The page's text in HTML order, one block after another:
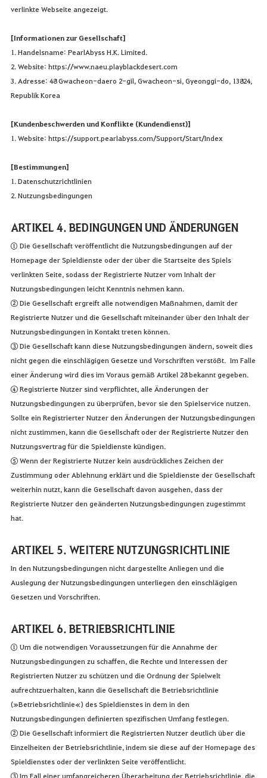
verlinkte Webseite angezeigt.
[Informationen zur Gesellschaft]
1. Handelsname: PearlAbyss H.K. Limited.
2. Website: https://www.naeu.playblackdesert.com
3. Adresse: 48 Gwacheon-daero 2-gil, Gwacheon-si, Gyeonggi-do, 13824,
Republik Korea
[Kundenbeschwerden und Konflikte (Kundendienst)]
1. Website: https://support.pearlabyss.com/Support/Start/Index
[Bestimmungen]
1. Datenschutzrichtlinien
2. Nutzungsbedingungen
ARTIKEL 4. BEDINGUNGEN UND ÄNDERUNGEN
① Die Gesellschaft veröffentlicht die Nutzungsbedingungen auf der
Homepage der Spieldienste oder der über die Startseite des Spiels
verlinkten Seite, sodass der Registrierte Nutzer vom Inhalt der
Nutzungsbedingungen leicht Kenntnis nehmen kann.
② Die Gesellschaft ergreift alle notwendigen Maßnahmen, damit der
Registrierte Nutzer und die Gesellschaft miteinander über den Inhalt der
Nutzungsbedingungen in Kontakt treten können.
③ Die Gesellschaft kann diese Nutzungsbedingungen ändern, soweit dies
nicht gegen die einschlägigen Gesetze und Vorschriften verstößt. Im Falle
einer Änderung wird dies im Voraus gemäß Artikel 28 bekannt gegeben.
④ Registrierte Nutzer sind verpflichtet, alle Änderungen der
Nutzungsbedingungen zu überprüfen, bevor sie den Spielservice nutzen.
Sollte ein Registrierter Nutzer den Änderungen der Nutzungsbedingungen
nicht zustimmen, kann die Gesellschaft oder der Registrierte Nutzer den
Nutzungsvertrag für die Spieldienste kündigen.
⑤ Wenn der Registrierte Nutzer kein ausdrückliches Zeichen der
Zustimmung oder Ablehnung erklärt und die Spieldienste der Gesellschaft
weiterhin nutzt, kann die Gesellschaft davon ausgehen, dass der
Registrierte Nutzer den geänderten Nutzungsbedingungen zugestimmt
hat.
ARTIKEL 5. WEITERE NUTZUNGSRICHTLINIE
In den Nutzungsbedingungen nicht dargestellte Anliegen und die
Auslegung der Nutzungsbedingungen unterliegen den einschlägigen
Gesetzen und Vorschriften.
ARTIKEL 6. BETRIEBSRICHTLINIE
① Um die notwendigen Voraussetzungen für die Annahme der
Nutzungsbedingungen zu schaffen, die Rechte und Interessen der
Registrierten Nutzer zu schützen und die Ordnung der Spielwelt
aufrechtzuerhalten, kann die Gesellschaft die Betriebsrichtlinie
(»Betriebsrichtlinie«) des Spieldienstes in dem in den
Nutzungsbedingungen definierten spezifischen Umfang festlegen.
② Die Gesellschaft informiert die Registrierten Nutzer deutlich über die
Einzelheiten der Betriebsrichtlinie, indem sie diese auf der Homepage des
Spieldienstes oder der verlinkten Seite veröffentlicht.
③ Im Fall einer umfangreicheren Überarbeitung der Betriebsrichtlinie, die